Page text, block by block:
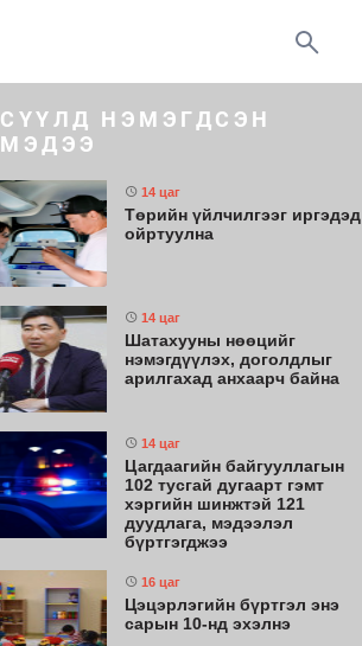
СҮҮЛД НЭМЭГДСЭН
МЭДЭЭ
14 цаг
Төрийн үйлчилгээг иргэдэд
ойртуулна
14 цаг
Шатахууны нөөцийг
нэмэгдүүлэх, доголдлыг
арилгахад анхаарч байна
14 цаг
Цагдаагийн байгууллагын
102 тусгай дугаарт гэмт
хэргийн шинжтэй 121
дуудлага, мэдээлэл
бүртгэгджээ
16 цаг
Цэцэрлэгийн бүртгэл энэ
сарын 10-нд эхэлнэ